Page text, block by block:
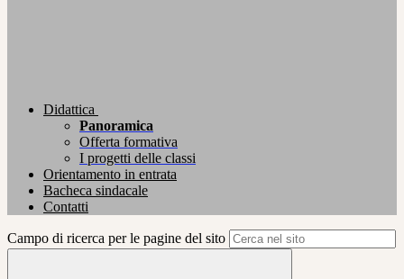
Didattica
Panoramica
Offerta formativa
I progetti delle classi
Orientamento in entrata
Bacheca sindacale
Contatti
Campo di ricerca per le pagine del sito